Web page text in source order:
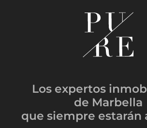
Los expertos
de Marbella
que siempre estarán